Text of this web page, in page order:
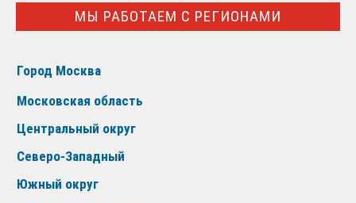
МЫ РАБОТАЕМ С РЕГИОНАМИ
Город Москва
Московская область
Центральный округ
Северо-Западный
Южный округ